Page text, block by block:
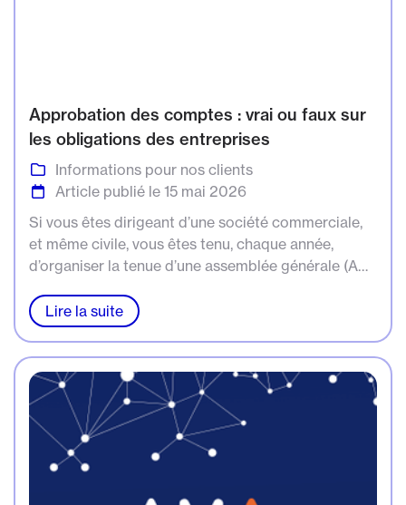
Approbation des comptes : vrai ou faux sur
les obligations des entreprises
Informations pour nos clients
Article publié le 15 mai 2026
Si vous êtes dirigeant d’une société commerciale,
et même civile, vous êtes tenu, chaque année,
d’organiser la tenue d’une assemblée générale (AG)
pour l’exercice écoulé. Et attention, cette
importante formalité doit être accomplie dans les
règles de l’art, c’est-à-dire en respectant un
calendrier précis et un certain nombre d’obligations
légales ou statutaires. Sous forme de
questions/réponses, notre cabinet d’expertise
comptable de Marseille vous rappelle quelques
grandes règles à suivre en la matière.
Lire la suite